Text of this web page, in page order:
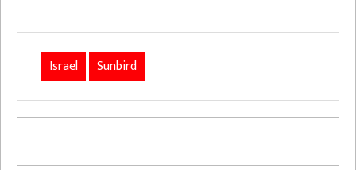
Israel Sunbird